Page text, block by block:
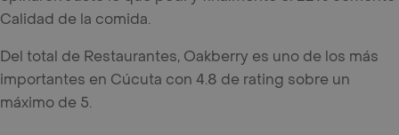
Calidad de la comida.
Del total de Restaurantes, Oakberry es uno de los más
importantes en Cúcuta con 4.8 de rating sobre un
máximo de 5.